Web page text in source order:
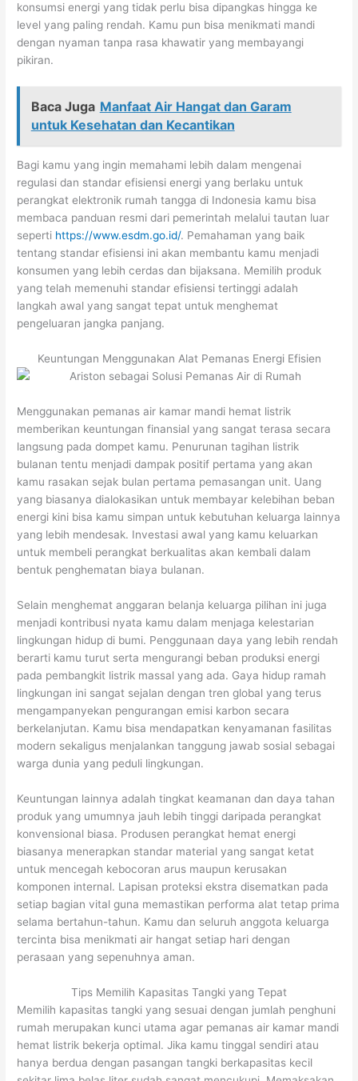
konsumsi energi yang tidak perlu bisa dipangkas hingga ke
level yang paling rendah. Kamu pun bisa menikmati mandi
dengan nyaman tanpa rasa khawatir yang membayangi
pikiran.
Baca Juga Manfaat Air Hangat dan Garam
untuk Kesehatan dan Kecantikan
Bagi kamu yang ingin memahami lebih dalam mengenai
regulasi dan standar efisiensi energi yang berlaku untuk
perangkat elektronik rumah tangga di Indonesia kamu bisa
membaca panduan resmi dari pemerintah melalui tautan luar
seperti https://www.esdm.go.id/. Pemahaman yang baik
tentang standar efisiensi ini akan membantu kamu menjadi
konsumen yang lebih cerdas dan bijaksana. Memilih produk
yang telah memenuhi standar efisiensi tertinggi adalah
langkah awal yang sangat tepat untuk menghemat
pengeluaran jangka panjang.
Keuntungan Menggunakan Alat Pemanas Energi Efisien
Menggunakan pemanas air kamar mandi hemat listrik
memberikan keuntungan finansial yang sangat terasa secara
langsung pada dompet kamu. Penurunan tagihan listrik
bulanan tentu menjadi dampak positif pertama yang akan
kamu rasakan sejak bulan pertama pemasangan unit. Uang
yang biasanya dialokasikan untuk membayar kelebihan beban
energi kini bisa kamu simpan untuk kebutuhan keluarga lainnya
yang lebih mendesak. Investasi awal yang kamu keluarkan
untuk membeli perangkat berkualitas akan kembali dalam
bentuk penghematan biaya bulanan.
Selain menghemat anggaran belanja keluarga pilihan ini juga
menjadi kontribusi nyata kamu dalam menjaga kelestarian
lingkungan hidup di bumi. Penggunaan daya yang lebih rendah
berarti kamu turut serta mengurangi beban produksi energi
pada pembangkit listrik massal yang ada. Gaya hidup ramah
lingkungan ini sangat sejalan dengan tren global yang terus
mengampanyekan pengurangan emisi karbon secara
berkelanjutan. Kamu bisa mendapatkan kenyamanan fasilitas
modern sekaligus menjalankan tanggung jawab sosial sebagai
warga dunia yang peduli lingkungan.
Keuntungan lainnya adalah tingkat keamanan dan daya tahan
produk yang umumnya jauh lebih tinggi daripada perangkat
konvensional biasa. Produsen perangkat hemat energi
biasanya menerapkan standar material yang sangat ketat
untuk mencegah kebocoran arus maupun kerusakan
komponen internal. Lapisan proteksi ekstra disematkan pada
setiap bagian vital guna memastikan performa alat tetap prima
selama bertahun-tahun. Kamu dan seluruh anggota keluarga
tercinta bisa menikmati air hangat setiap hari dengan
perasaan yang sepenuhnya aman.
Tips Memilih Kapasitas Tangki yang Tepat
Memilih kapasitas tangki yang sesuai dengan jumlah penghuni
rumah merupakan kunci utama agar pemanas air kamar mandi
hemat listrik bekerja optimal. Jika kamu tinggal sendiri atau
hanya berdua dengan pasangan tangki berkapasitas kecil